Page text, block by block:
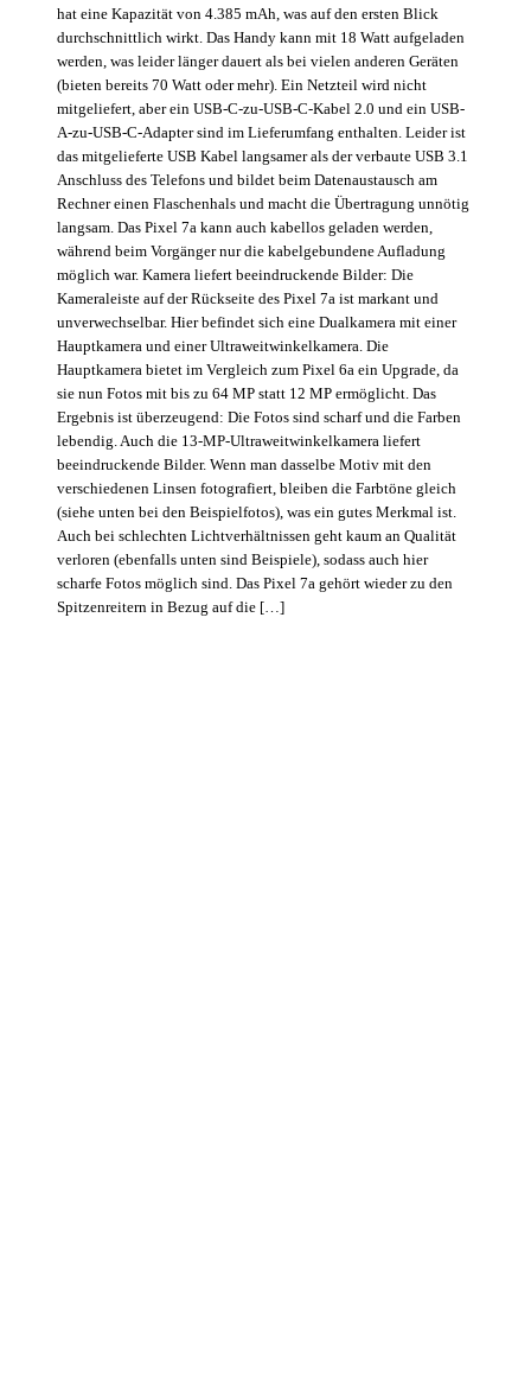
hat eine Kapazität von 4.385 mAh, was auf den ersten Blick
durchschnittlich wirkt. Das Handy kann mit 18 Watt aufgeladen
werden, was leider länger dauert als bei vielen anderen Geräten
(bieten bereits 70 Watt oder mehr). Ein Netzteil wird nicht
mitgeliefert, aber ein USB-C-zu-USB-C-Kabel 2.0 und ein USB-
A-zu-USB-C-Adapter sind im Lieferumfang enthalten. Leider ist
das mitgelieferte USB Kabel langsamer als der verbaute USB 3.1
Anschluss des Telefons und bildet beim Datenaustausch am
Rechner einen Flaschenhals und macht die Übertragung unnötig
langsam. Das Pixel 7a kann auch kabellos geladen werden,
während beim Vorgänger nur die kabelgebundene Aufladung
möglich war. Kamera liefert beeindruckende Bilder: Die
Kameraleiste auf der Rückseite des Pixel 7a ist markant und
unverwechselbar. Hier befindet sich eine Dualkamera mit einer
Hauptkamera und einer Ultraweitwinkelkamera. Die
Hauptkamera bietet im Vergleich zum Pixel 6a ein Upgrade, da
sie nun Fotos mit bis zu 64 MP statt 12 MP ermöglicht. Das
Ergebnis ist überzeugend: Die Fotos sind scharf und die Farben
lebendig. Auch die 13-MP-Ultraweitwinkelkamera liefert
beeindruckende Bilder. Wenn man dasselbe Motiv mit den
verschiedenen Linsen fotografiert, bleiben die Farbtöne gleich
(siehe unten bei den Beispielfotos), was ein gutes Merkmal ist.
Auch bei schlechten Lichtverhältnissen geht kaum an Qualität
verloren (ebenfalls unten sind Beispiele), sodass auch hier
scharfe Fotos möglich sind. Das Pixel 7a gehört wieder zu den
Spitzenreitern in Bezug auf die […]